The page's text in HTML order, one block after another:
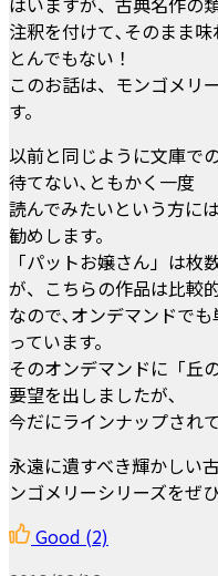
注釈を付けて､そのまま
とんでもない！
このお話は、モンゴメリ
す。
以前と同じように文庫で
待てない､ともかく一度
読んでみたいという方に
勧めします。
「パットお嬢さん」は
が、こちらの作品は比較
なので､オンデマンドで
っています。
そのオンデマンドに「丘
要望を出しましたが､
今だにラインナップされ
永遠に遺すべき輝かしい
ンゴメリーシリーズをぜ
Good (2)